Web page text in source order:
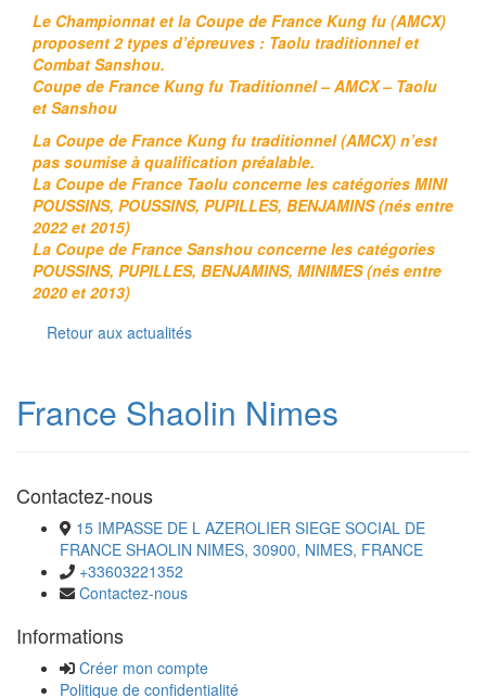
Le Championnat et la Coupe de France Kung fu (AMCX)
proposent 2 types d’épreuves : Taolu traditionnel et
Combat Sanshou.
Coupe de France Kung fu Traditionnel – AMCX – Taolu
et Sanshou
La Coupe de France Kung fu traditionnel (AMCX) n’est
pas soumise à qualification préalable.
La Coupe de France Taolu concerne les catégories MINI
POUSSINS, POUSSINS, PUPILLES, BENJAMINS (nés entre
2022 et 2015)
La Coupe de France Sanshou concerne les catégories
POUSSINS, PUPILLES, BENJAMINS, MINIMES (nés entre
2020 et 2013)
Retour aux actualités
France Shaolin Nimes
Contactez-nous
15 IMPASSE DE L AZEROLIER SIEGE SOCIAL DE
FRANCE SHAOLIN NIMES, 30900, NIMES, FRANCE
+33603221352
Contactez-nous
Informations
Créer mon compte
Politique de confidentialité